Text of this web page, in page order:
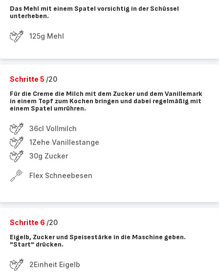
Das Mehl mit einem Spatel vorsichtig in der Schüssel
unterheben.
125g Mehl
Schritte 5 /20
Für die Creme die Milch mit dem Zucker und dem Vanillemark
in einem Topf zum Kochen bringen und dabei regelmäßig mit
einem Spatel umrühren.
36cl Vollmilch
1Zehe Vanillestange
30g Zucker
Flex Schneebesen
Schritte 6 /20
Eigelb, Zucker und Speisestärke in die Maschine geben.
"Start" drücken.
2Einheit Eigelb